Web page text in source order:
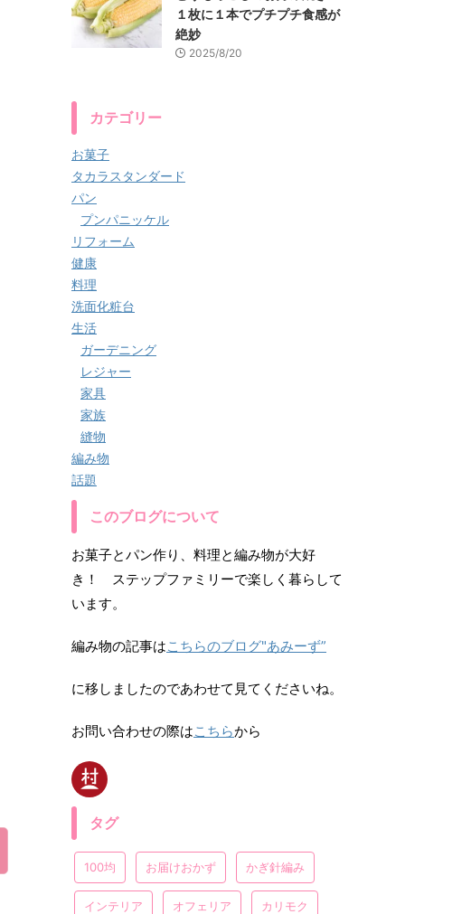
１枚に１本でプチプチ食感が
絶妙
2025/8/20
カテゴリー
お菓子
タカラスタンダード
パン
プンパニッケル
リフォーム
健康
料理
洗面化粧台
生活
ガーデニング
レジャー
家具
家族
縫物
編み物
話題
このブログについて
お菓子とパン作り、料理と編み物が大好
き！ ステップファミリーで楽しく暮らして
います。
編み物の記事はこちらのブログ"あみーず”
に移しましたのであわせて見てくださいね。
お問い合わせの際はこちらから
タグ
100均 お届けおかず かぎ針編み
インテリア オフェリア カリモク